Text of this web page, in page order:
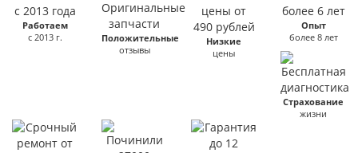
Работаем
с 2013 г.
Положительные
отзывы
Низкие
цены
Опыт
более 8 лет
Страхование
жизни